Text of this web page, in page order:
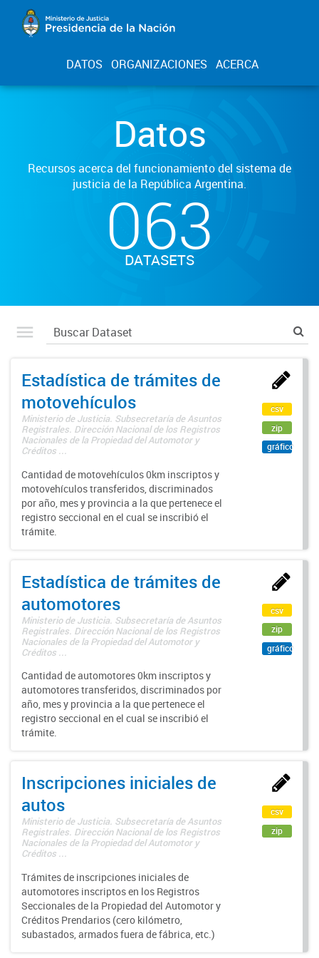
DATOS ORGANIZACIONES ACERCA
Datos
Recursos acerca del funcionamiento del sistema de
justicia de la República Argentina.
063
DATASETS
Estadística de trámites de
motovehículos
Ministerio de Justicia. Subsecretaría de Asuntos
Registrales. Dirección Nacional de los Registros
Nacionales de la Propiedad del Automotor y
Créditos ...
Cantidad de motovehículos 0km inscriptos y
motovehículos transferidos, discriminados
por año, mes y provincia a la que pertenece el
registro seccional en el cual se inscribió el
trámite.
csv
zip
gráfico
Estadística de trámites de
automotores
Ministerio de Justicia. Subsecretaría de Asuntos
Registrales. Dirección Nacional de los Registros
Nacionales de la Propiedad del Automotor y
Créditos ...
Cantidad de automotores 0km inscriptos y
automotores transferidos, discriminados por
año, mes y provincia a la que pertenece el
registro seccional en el cual se inscribió el
trámite.
csv
zip
gráfico
Inscripciones iniciales de
autos
Ministerio de Justicia. Subsecretaría de Asuntos
Registrales. Dirección Nacional de los Registros
Nacionales de la Propiedad del Automotor y
Créditos ...
Trámites de inscripciones iniciales de
automotores inscriptos en los Registros
Seccionales de la Propiedad del Automotor y
Créditos Prendarios (cero kilómetro,
subastados, armados fuera de fábrica, etc.)
csv
zip